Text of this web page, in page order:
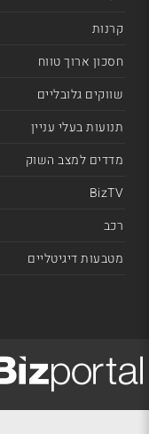
קרנות
חסכון ארוך טווח
שווקים גלובליים
תנועות בעלי עניין
מדדים למצב השוק
BizTV
רכב
מטבעות דיגיטליים